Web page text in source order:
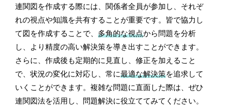
連関図を作成する際には、関係者全員が参加し、それぞ
れの視点や知識を共有することが重要です。皆で協力し
て図を作成することで、多角的な視点から問題を分析
し、より精度の高い解決策を導き出すことができます。
さらに、作成後も定期的に見直し、修正を加えること
で、状況の変化に対応し、常に最適な解決策を追求して
いくことができます。複雑な問題に直面した際は、ぜひ
連関図法を活用し、問題解決に役立ててみてください。